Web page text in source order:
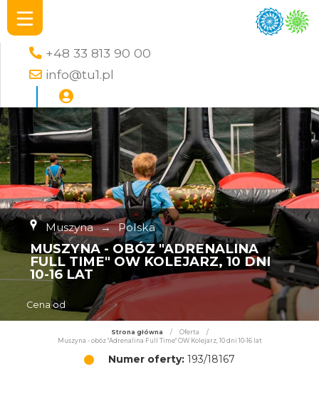
+48 33 813 90 00
info@tu1.pl
Muszyna → Polska
MUSZYNA - OBÓZ "ADRENALINA
FULL TIME" OW KOLEJARZ, 10 DNI
10-16 LAT
Cena od
Strona główna / Oferta
/
Muszyna - obóz "Adrenalina Full Time" OW Kolejarz, 10 dni 10-16 lat
Numer oferty: 193/18167